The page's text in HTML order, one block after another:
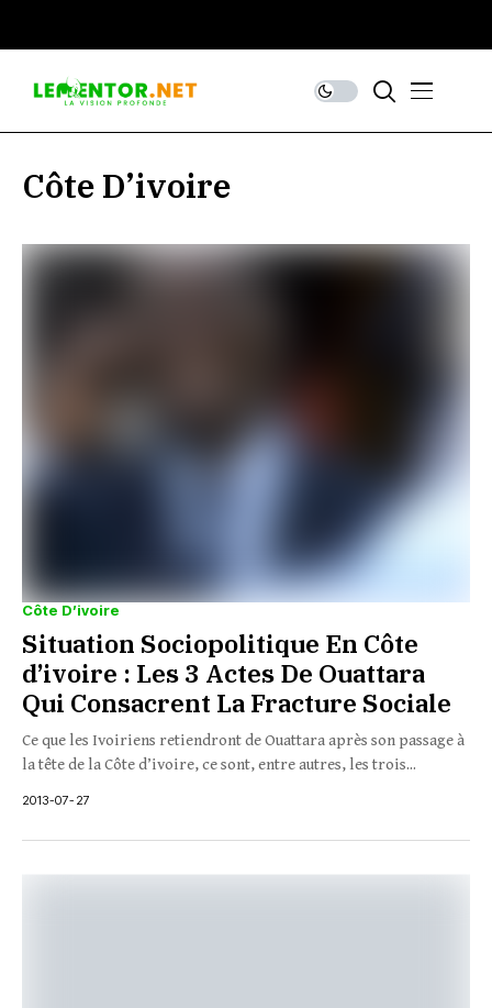
Côte D’ivoire
Côte D’ivoire
Situation Sociopolitique En Côte
d’ivoire : Les 3 Actes De Ouattara
Qui Consacrent La Fracture Sociale
Ce que les Ivoiriens retiendront de Ouattara après son passage à
la tête de la Côte d’ivoire, ce sont, entre autres, les trois...
2013-07-27